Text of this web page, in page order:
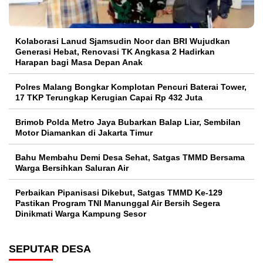
Kolaborasi Lanud Sjamsudin Noor dan BRI Wujudkan
Generasi Hebat, Renovasi TK Angkasa 2 Hadirkan
Harapan bagi Masa Depan Anak
Polres Malang Bongkar Komplotan Pencuri Baterai Tower,
17 TKP Terungkap Kerugian Capai Rp 432 Juta
Brimob Polda Metro Jaya Bubarkan Balap Liar, Sembilan
Motor Diamankan di Jakarta Timur
Bahu Membahu Demi Desa Sehat, Satgas TMMD Bersama
Warga Bersihkan Saluran Air
Perbaikan Pipanisasi Dikebut, Satgas TMMD Ke-129
Pastikan Program TNI Manunggal Air Bersih Segera
Dinikmati Warga Kampung Sesor
SEPUTAR DESA